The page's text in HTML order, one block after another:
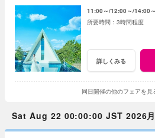
11:00～ 12:00～ 14:00～
3時間程度
詳しくみる
同日開催の他のフェアを見
Sat Aug 22 00:00:00 JST 2026月